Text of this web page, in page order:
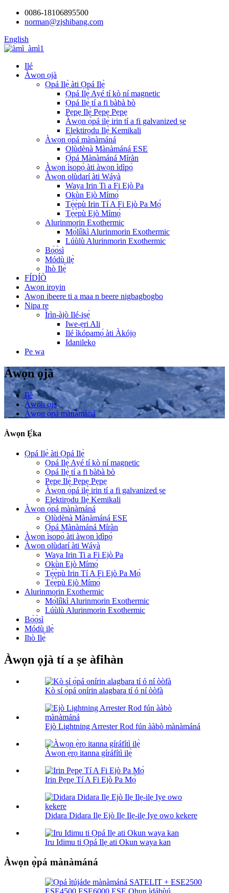
0086-18106895500
norman@zjshibang.com
English
Ilé
Àwọn ọjà
Ọpá Ilẹ̀ àti Ọpá Ilẹ̀
Ọpá Ilẹ̀ Ayé tí kò ní magnetic
Ọpá Ilẹ̀ tí a fi bàbà bò
Pẹpẹ Ilẹ̀ Pẹpẹ Pẹpẹ
Àwọn ọ̀pá ilẹ̀ irin tí a fi galvanized ṣe
Elektirọdu Ilẹ̀ Kemikali
Àwọn ọ̀pá mànàmáná
Olùdènà Mànàmáná ESE
Ọ̀pá Mànàmáná Míràn
Àwọn ìsopọ̀ àti àwọn ìdìpọ̀
Àwọn olùdarí àti Wáyà
Waya Irin Ti a Fi Ejò Pa
Okùn Ejò Mímọ́
Tẹ́ẹ̀pù Irin Tí A Fi Ejò Pa Mọ́
Tẹ́ẹ̀pù Ejò Mímọ́
Alurinmorin Exothermic
Mọ́líìkì Alurinmorin Exothermic
Lúùlù Alurinmorin Exothermic
Bọ́ọ̀sì
Módù ilẹ̀
Ihò Ilẹ̀
FÍDÍÒ
Awọn iroyin
Awọn ibeere ti a maa n beere nigbagbogbo
Nipa re
Ìrìn-àjò Ilé-iṣẹ́
Iwe-ẹri Ali
Ilé ìkópamọ́ àti Àkójọ
Idanileko
Pe wa
Àwọn ọjà
Ilé
Àwọn ọjà
Àwọn ọ̀pá mànàmáná
Àwọn Ẹ̀ka
Ọpá Ilẹ̀ àti Ọpá Ilẹ̀
Ọpá Ilẹ̀ Ayé tí kò ní magnetic
Ọpá Ilẹ̀ tí a fi bàbà bò
Pẹpẹ Ilẹ̀ Pẹpẹ Pẹpẹ
Àwọn ọ̀pá ilẹ̀ irin tí a fi galvanized ṣe
Elektirọdu Ilẹ̀ Kemikali
Àwọn ọ̀pá mànàmáná
Olùdènà Mànàmáná ESE
Ọ̀pá Mànàmáná Míràn
Àwọn ìsopọ̀ àti àwọn ìdìpọ̀
Àwọn olùdarí àti Wáyà
Waya Irin Ti a Fi Ejò Pa
Okùn Ejò Mímọ́
Tẹ́ẹ̀pù Irin Tí A Fi Ejò Pa Mọ́
Tẹ́ẹ̀pù Ejò Mímọ́
Alurinmorin Exothermic
Mọ́líìkì Alurinmorin Exothermic
Lúùlù Alurinmorin Exothermic
Bọ́ọ̀sì
Módù ilẹ̀
Ihò Ilẹ̀
Àwọn ọjà tí a ṣe àfihàn
Kò sí ọ̀pá onírin alagbara tí ó ní òòfà
Ejò Lightning Arrester Rod fún ààbò mànàmáná
Àwọn ẹ̀rọ itanna gíráfítì ilẹ̀
Irin Pẹpẹ Tí A Fi Ejò Pa Mọ́
Didara Didara Ilẹ Ejò Ilẹ Ilẹ-ilẹ Iye owo kekere
Iru Idimu ti Ọpá Ilẹ ati Okun waya kan
Àwọn ọ̀pá mànàmáná